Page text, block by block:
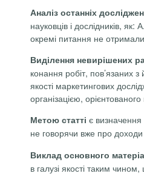
Аналіз останніх
науковців і дослідників, як:
окремі питання не
Виділення невирішених
конання робіт, пов’язаних
якості маркетингових
організацією,
Метою статті є
не говорячи вже про доходи
Виклад основного
в галузі якості таким